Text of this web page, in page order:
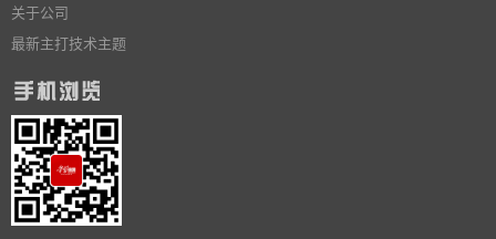
关于公司
最新主打技术主题